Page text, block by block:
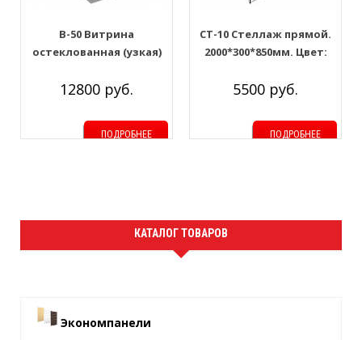
В-50 Витрина
остеклованная (узкая)
Серый
12800 руб.
ПОДРОБНЕЕ
СТ-10 Стеллаж прямой.
2000*300*850мм. Цвет:
5500 руб.
ПОДРОБНЕЕ
КАТАЛОГ ТОВАРОВ
Экономпанели